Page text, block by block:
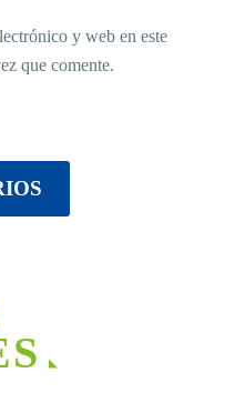
y web en este
que comente.